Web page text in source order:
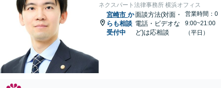
ネクスパート法律事務所 横浜オフィス
宮崎市 か
らも相談
受付中
面談方法(対面・
電話・ビデオな
ど)は応相談
営業時間：0
9:00~21:00
（平日）